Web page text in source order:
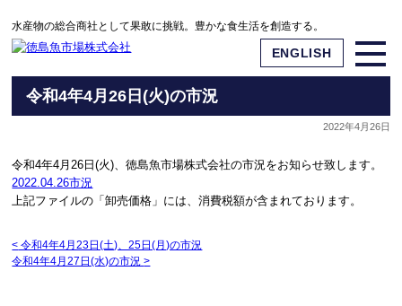
水産物の総合商社として果敢に挑戦。豊かな食生活を創造する。
ENGLISH
令和4年4月26日(火)の市況
2022年4月26日
令和4年4月26日(火)、徳島魚市場株式会社の市況をお知らせ致します。
2022.04.26市況
上記ファイルの「卸売価格」には、消費税額が含まれております。
< 令和4年4月23日(土)、25日(月)の市況
令和4年4月27日(水)の市況>